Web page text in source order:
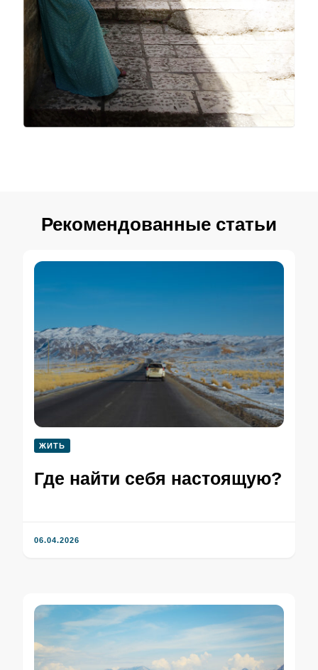
Рекомендованные статьи
ЖИТЬ
Где найти себя настоящую?
06.04.2026